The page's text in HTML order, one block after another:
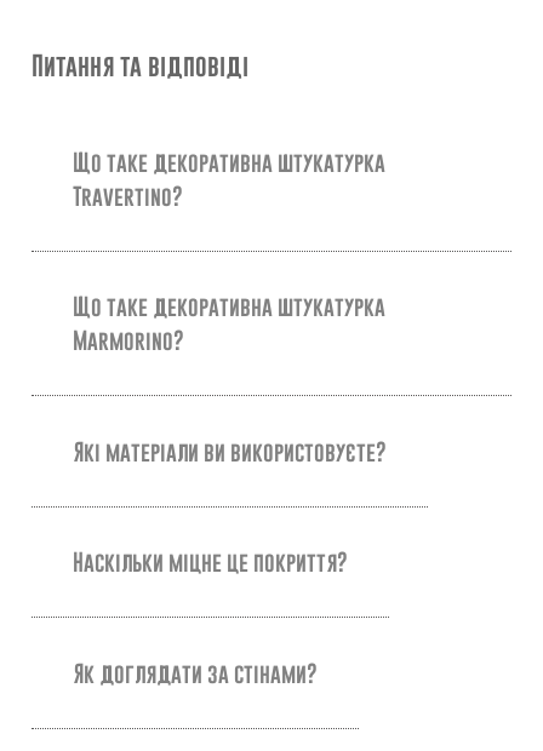
Питання та відповіді
Що таке декоративна штукатурка
Travertino?
Що таке декоративна штукатурка
Marmorino?
Які матеріали ви використовуєте?
Наскільки міцне це покриття?
Як доглядати за стінами?